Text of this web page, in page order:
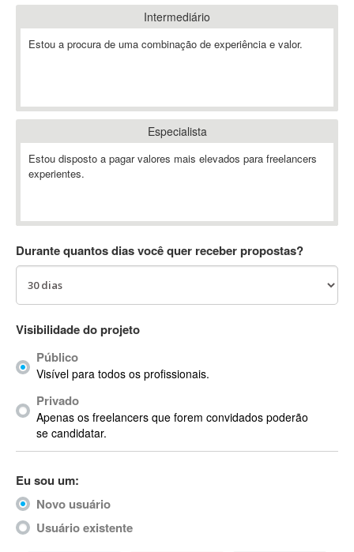
ABAP
Abaqus
ABBYY FineReader
Ableton
Ableton Push
Abstract
AC3
ACID Pro
ACPI
Acrobat
Acrobat X
Acronis
ACT
Actimize
ActionScript
ActionScript 3
Intermediário
Estou a procura de uma combinação de experiência e valor.
Especialista
Estou disposto a pagar valores mais elevados para freelancers
experientes.
Durante quantos dias você quer receber propostas?
Visibilidade do projeto
Público
Visível para todos os profissionais.
Privado
Apenas os freelancers que forem convidados poderão
se candidatar.
Eu sou um:
Novo usuário
Usuário existente